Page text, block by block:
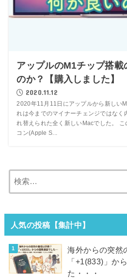
アップルのM1チップ搭
のか？【購入しました】
2020.11.12
2020年11月11日にアップルから新しい
れは今までのマイナーチェンジではなく
れ替えられた全く新しいMacでした。 こ
コン(Apple S...
索:
人気の投稿【集計中】
海外からの突然
「+1(833)」か
た・・・